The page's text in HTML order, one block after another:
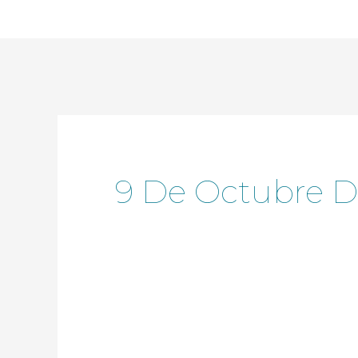
9 De Octubre